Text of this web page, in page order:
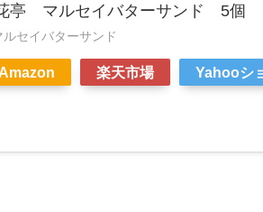
亭 マルセイバターサンド 5個
ルセイバターサンド
楽天市場 Yahooシ